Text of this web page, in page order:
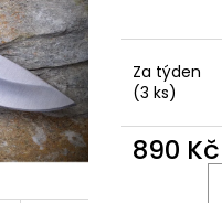
Za týden
(3 ks)
890 Kč